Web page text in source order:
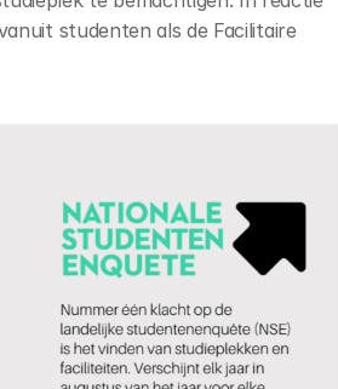
studenten als de Facilitaire